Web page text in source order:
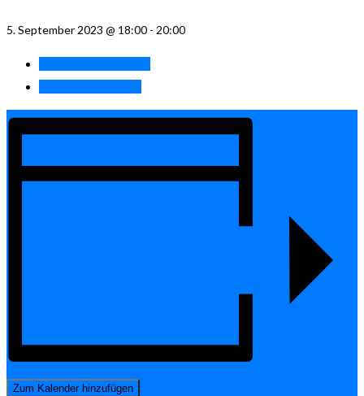
5. September 2023 @ 18:00 - 20:00
Zum Kalender hinzufügen